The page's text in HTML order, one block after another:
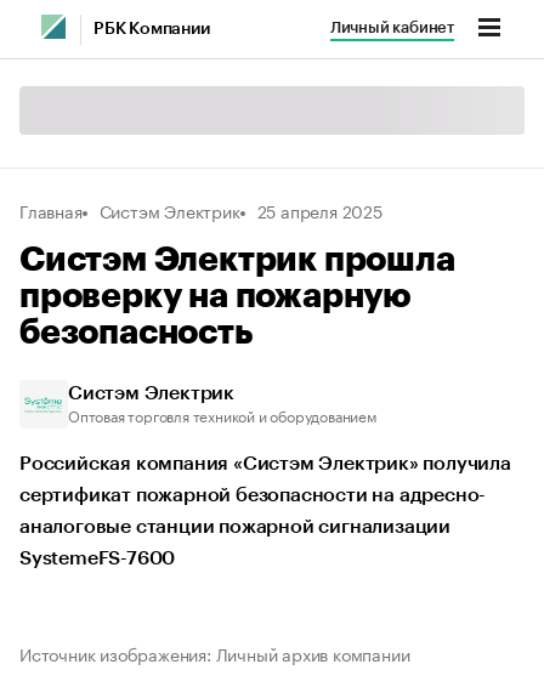
РБК Компании Личный кабинет
Главная Систэм Электрик 25 апреля 2025
Систэм Электрик прошла
проверку на пожарную
безопасность
Систэм Электрик
Оптовая торговля техникой и оборудованием
Российская компания «Систэм Электрик» получила
сертификат пожарной безопасности на адресно-
аналоговые станции пожарной сигнализации
SystemeFS-7600
Источник изображения: Личный архив компании